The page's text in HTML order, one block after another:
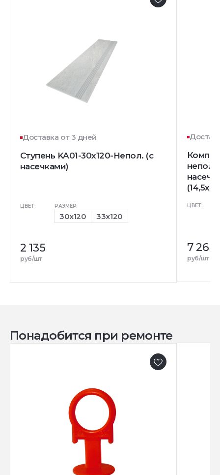
Доставка от 3 дней
Ступень KA01-30x120-Непол. (с
насечками)
ЦВЕТ: РАЗМЕР:
30x120 33x120
2 135
руб/шт
непол.
ЦВЕТ:
7 265
руб/шт
Понадобится при ремонте